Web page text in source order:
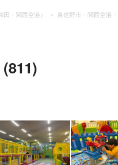
・関西空港） 泉佐野市・関西空港